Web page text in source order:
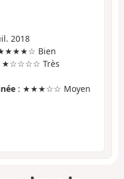
2018
Bien
★☆☆☆☆ Très
: ★★★☆☆ Moyen